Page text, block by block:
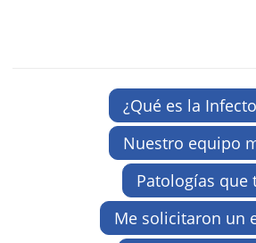
¿Qué es la
Nuestro equipo
Patologías que
Me solicitaron un